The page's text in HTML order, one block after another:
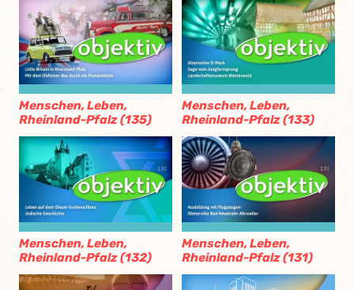
Menschen, Leben,
Rheinland-Pfalz (135)
Menschen, Leben,
Rheinland-Pfalz (133)
Menschen, Leben,
Rheinland-Pfalz (132)
Menschen, Leben,
Rheinland-Pfalz (131)